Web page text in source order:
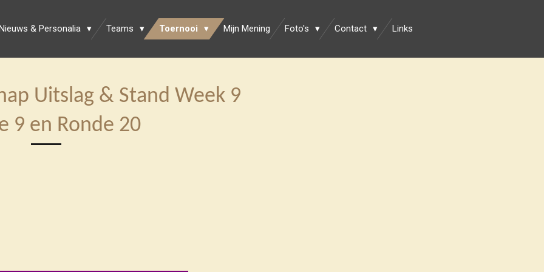
& Personalia Teams Toernooi Mijn Mening Foto's Contact Links
Uitslag & Stand Week 9
9 en Ronde 20